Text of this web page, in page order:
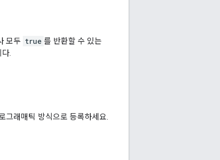
모두 true 를 반환할 수 있는
.
그래매틱 방식으로 등록하세요.